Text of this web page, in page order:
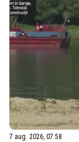
7 aug. 2026, 07:58